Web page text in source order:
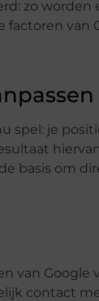
zo
factoren van
spel: je
basis om
van
contact